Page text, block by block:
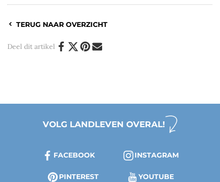
TERUG NAAR OVERZICHT
Deel dit artikel
VOLG LANDLEVEN OVERAL!
FACEBOOK INSTAGRAM
PINTEREST YOUTUBE